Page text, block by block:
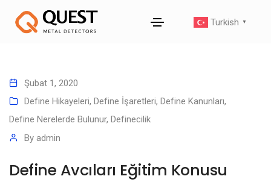
Turkish ▼
Şubat 1, 2020
Define Hikayeleri, Define İşaretleri, Define Kanunları,
Define Nerelerde Bulunur, Definecilik
By admin
Define Avcıları Eğitim Konusu